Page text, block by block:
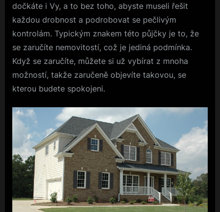
dočkáte i Vy, a to bez toho, abyste museli řešit
každou drobnost a podrobovat se pečlivým
kontrolám. Typickým znakem této půjčky je to, že
se zaručíte nemovitostí, což je jediná podmínka.
Když se zaručíte, můžete si už vybírat z mnoha
možností, takže zaručeně objevíte takovou, se
kterou budete spokojeni.